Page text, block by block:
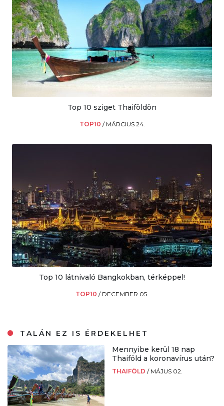
Top 10 sziget Thaiföldön
TOP10 / MÁRCIUS 24.
Top 10 látnivaló Bangkokban, térképpel!
TOP10 / DECEMBER 05.
TALÁN EZ IS ÉRDEKELHET
Mennyibe kerül 18 nap
Thaiföld a koronavírus után?
THAIFÖLD / MÁJUS 02.